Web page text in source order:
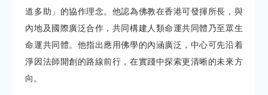
道多助」的協作理念。他認為佛教在香港可發揮所長，與
內地及國際廣泛合作，共同構建人類命運共同體乃至眾生
命運共同體。他指出應用佛學的內涵廣泛，中心可先沿着
淨因法師開創的路線前行，在實踐中探索更清晰的未來方
向。